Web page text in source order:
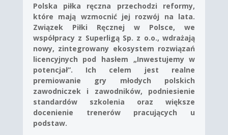
Polska piłka ręczna przechodzi reformy,
które mają wzmocnić jej rozwój na lata.
Związek Piłki Ręcznej w Polsce, we
współpracy z Superligą Sp. z o.o., wdrażają
nowy, zintegrowany ekosystem rozwiązań
licencyjnych pod hasłem „Inwestujemy w
potencjał”. Ich celem jest realne
premiowanie gry młodych polskich
zawodniczek i zawodników, podniesienie
standardów szkolenia oraz większe
docenienie trenerów pracujących u
podstaw.